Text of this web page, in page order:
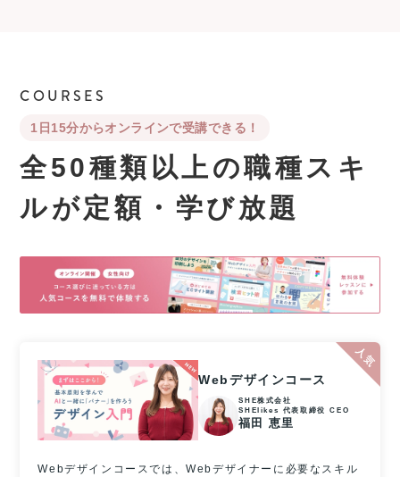
COURSES
1日15分からオンラインで受講できる！
全50種類以上の職種スキ
ルが定額・学び放題
Webデザインコース
SHE株式会社
SHElikes 代表取締役 CEO
福田 恵里
Webデザインコースでは、Webデザイナーに必要なスキル